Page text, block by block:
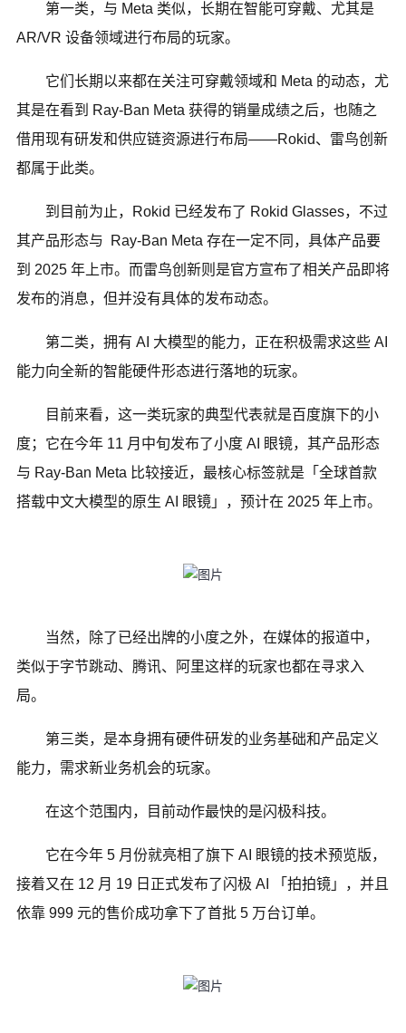
第一类，与 Meta 类似，长期在智能可穿戴、尤其是
AR/VR 设备领域进行布局的玩家。
它们长期以来都在关注可穿戴领域和 Meta 的动态，尤
其是在看到 Ray-Ban Meta 获得的销量成绩之后，也随之
借用现有研发和供应链资源进行布局——Rokid、雷鸟创新
都属于此类。
到目前为止，Rokid 已经发布了 Rokid Glasses，不过
其产品形态与 Ray-Ban Meta 存在一定不同，具体产品要
到 2025 年上市。而雷鸟创新则是官方宣布了相关产品即将
发布的消息，但并没有具体的发布动态。
第二类，拥有 AI 大模型的能力，正在积极需求这些 AI
能力向全新的智能硬件形态进行落地的玩家。
目前来看，这一类玩家的典型代表就是百度旗下的小
度；它在今年 11 月中旬发布了小度 AI 眼镜，其产品形态
与 Ray-Ban Meta 比较接近，最核心标签就是「全球首款
搭载中文大模型的原生 AI 眼镜」，预计在 2025 年上市。
当然，除了已经出牌的小度之外，在媒体的报道中，
类似于字节跳动、腾讯、阿里这样的玩家也都在寻求入
局。
第三类，是本身拥有硬件研发的业务基础和产品定义
能力，需求新业务机会的玩家。
在这个范围内，目前动作最快的是闪极科技。
它在今年 5 月份就亮相了旗下 AI 眼镜的技术预览版，
接着又在 12 月 19 日正式发布了闪极 AI 「拍拍镜」，并且
依靠 999 元的售价成功拿下了首批 5 万台订单。